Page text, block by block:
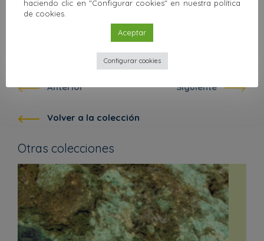
Vulnerable (VU)
No protegida
Anterior Siguiente
Volver a la colección
Otras colecciones
haciendo clic en "Configurar cookies" en nuestra política
de cookies.
Aceptar
Configurar cookies